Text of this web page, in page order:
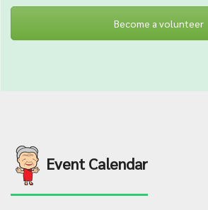
Become a volunteer
Event Calendar